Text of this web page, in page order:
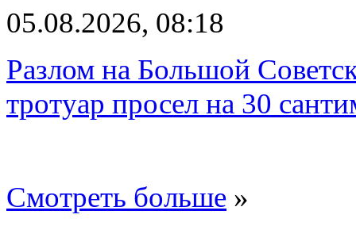
05.08.2026, 08:18
Разлом на Большой
тротуар просел на 30
Смотреть больше »